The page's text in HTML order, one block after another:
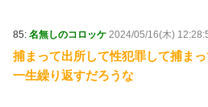
85: 名無しのコロッケ 2024/05/16(木)
捕まって出所して性犯罪して捕まっ
一生繰り返すだろうな